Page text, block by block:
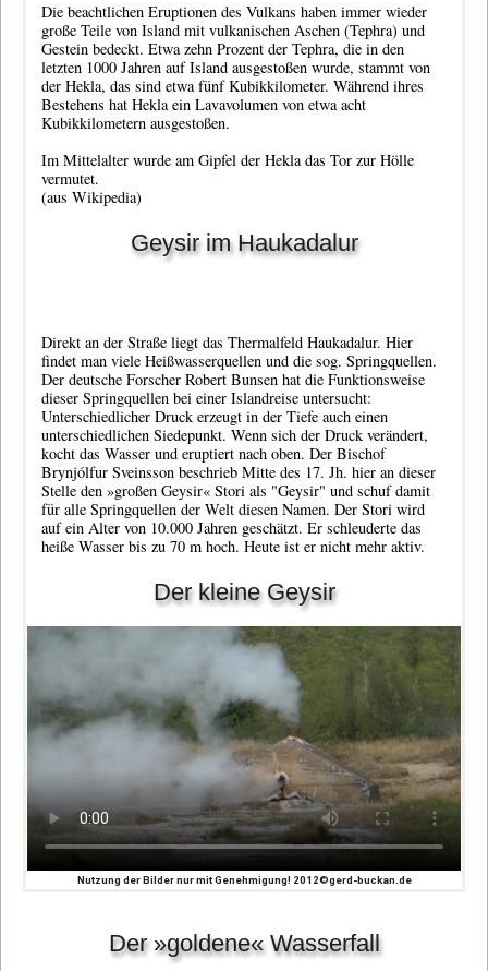
Nutzung der Bilder nur mit Genehmigung! 2012©gerd-buckan.de
Die beachtlichen Eruptionen des Vulkans haben immer wieder
große Teile von Island mit vulkanischen Aschen (Tephra) und
Gestein bedeckt. Etwa zehn Prozent der Tephra, die in den
letzten 1000 Jahren auf Island ausgestoßen wurde, stammt von
der Hekla, das sind etwa fünf Kubikkilometer. Während ihres
Bestehens hat Hekla ein Lavavolumen von etwa acht
Kubikkilometern ausgestoßen.
Im Mittelalter wurde am Gipfel der Hekla das Tor zur Hölle
vermutet.
(aus Wikipedia)
Geysir im Haukadalur
Direkt an der Straße liegt das Thermalfeld Haukadalur. Hier
findet man viele Heißwasserquellen und die sog. Springquellen.
Der deutsche Forscher Robert Bunsen hat die Funktionsweise
dieser Springquellen bei einer Islandreise untersucht:
Unterschiedlicher Druck erzeugt in der Tiefe auch einen
unterschiedlichen Siedepunkt. Wenn sich der Druck verändert,
kocht das Wasser und eruptiert nach oben. Der Bischof
Brynjólfur Sveinsson beschrieb Mitte des 17. Jh. hier an dieser
Stelle den »großen Geysir« Stori als "Geysir" und schuf damit
für alle Springquellen der Welt diesen Namen. Der Stori wird
auf ein Alter von 10.000 Jahren geschätzt. Er schleuderte das
heiße Wasser bis zu 70 m hoch. Heute ist er nicht mehr aktiv.
Der kleine Geysir
Der »goldene« Wasserfall